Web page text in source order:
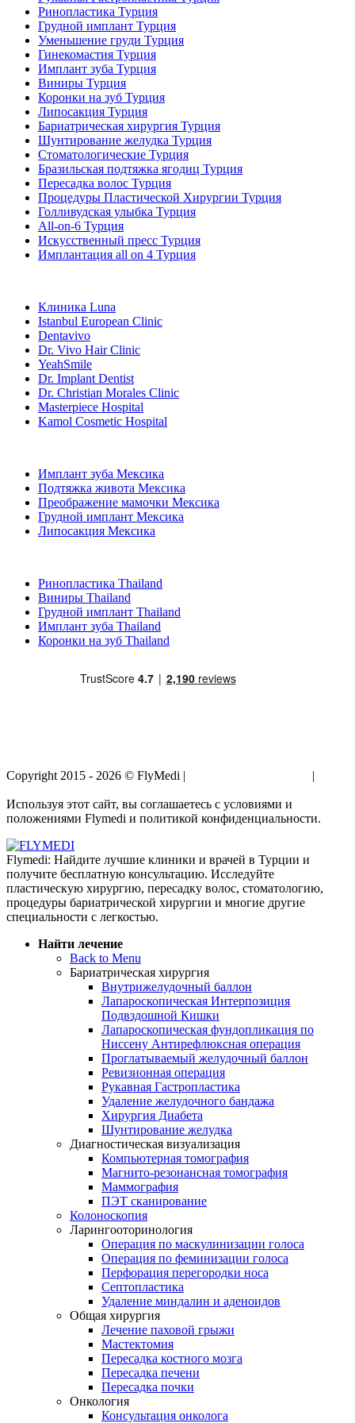
Ринопластика Турция
Грудной имплант Турция
Уменьшение груди Турция
Гинекомастия Турция
Имплант зуба Турция
Виниры Турция
Коронки на зуб Турция
Липосакция Турция
Бариатрическая хирургия Турция
Шунтирование желудка Турция
Стоматологические Турция
Бразильская подтяжка ягодиц Турция
Пересадка волос Турция
Процедуры Пластической Хирургии Турция
Голливудская улыбка Турция
All-on-6 Турция
Искусственный пресс Турция
Имплантация all on 4 Турция
Клиника Luna
Istanbul European Clinic
Dentavivo
Dr. Vivo Hair Clinic
YeahSmile
Dr. Implant Dentist
Dr. Christian Morales Clinic
Masterpiece Hospital
Kamol Cosmetic Hospital
Имплант зуба Мексика
Подтяжка живота Мексика
Преображение мамочки Мексика
Грудной имплант Мексика
Липосакция Мексика
Ринопластика Thailand
Виниры Thailand
Грудной имплант Thailand
Имплант зуба Thailand
Коронки на зуб Thailand
Copyright 2015 - 2026 © FlyMedi |
|
Используя этот сайт, вы соглашаетесь с условиями и
положениями Flymedi и политикой конфиденциальности.
Flymedi: Найдите лучшие клиники и врачей в Турции и
получите бесплатную консультацию. Исследуйте
пластическую хирургию, пересадку волос, стоматологию,
процедуры бариатрической хирургии и многие другие
специальности с легкостью.
Найти лечение
Back to Menu
Бариатрическая хирургия
Внутрижелудочный баллон
Лапароскопическая Интерпозиция
Подвздошной Кишки
Лапароскопическая фундопликация по
Ниссену Антирефлюксная операция
Проглатываемый желудочный баллон
Ревизионная операция
Рукавная Гастропластика
Удаление желудочного бандажа
Хирургия Диабета
Шунтирование желудка
Диагностическая визуализация
Компьютерная томография
Магнито-резонансная томография
Маммография
ПЭТ сканирование
Колоноскопия
Ларингооторинология
Операция по маскулинизации голоса
Операция по феминизации голоса
Перфорация перегородки носа
Септопластика
Удаление миндалин и аденоидов
Общая хирургия
Лечение паховой грыжи
Мастектомия
Пересадка костного мозга
Пересадка печени
Пересадка почки
Онкология
Консультация онколога